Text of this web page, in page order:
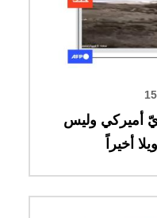
أميركي وليس
أخيراً